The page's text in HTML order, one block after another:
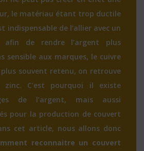
le matériau étant trop ductile
indispensable de l’allier avec un
de rendre l’argent plus
sensible aux marques, le cuivre
souvent retenu, on retrouve
C’est pourquoi il existe
de l’argent, mais aussi
pour la production de couvert
cet article, nous allons donc
reconnaitre un couvert